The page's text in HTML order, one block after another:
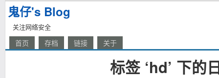
鬼仔's Blog
关注网络安全
首页 存档 链接 关于
标签 ‘hd’ 下的